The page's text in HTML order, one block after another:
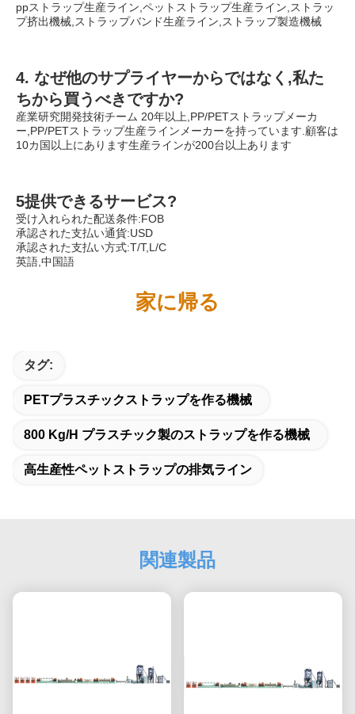
ppストラップ生産ライン,ペットストラップ生産ライン,ストラッ
プ挤出機械,ストラップバンド生産ライン,ストラップ製造機械
4. なぜ他のサプライヤーからではなく,私た
ちから買うべきですか?
産業研究開発技術チーム 20年以上,PP/PETストラップメーカ
ー,PP/PETストラップ生産ラインメーカーを持っています.顧客は
10カ国以上にあります生産ラインが200台以上あります
5提供できるサービス?
受け入れられた配送条件:FOB
承認された支払い通貨:USD
承認された支払い方式:T/T,L/C
英語,中国語
家に帰る
タグ:
PETプラスチックストラップを作る機械
800 Kg/h プラスチック製のストラップを作る機械
高生産性ペットストラップの排気ライン
関連製品